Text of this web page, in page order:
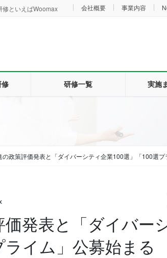
修といえばWoomax 会社概要 事業内容
研修一覧 実施
の政策評価発表と「ダイバーシティ企業100選」「100選プ
発表と「ダイバー
ライム」公募始まる